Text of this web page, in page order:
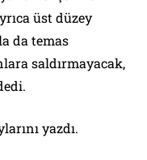
üst düzey
da temas
saldırmayacak,
yazdı.